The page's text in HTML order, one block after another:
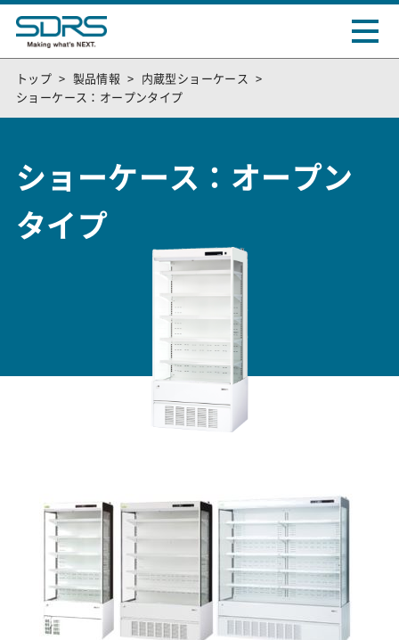
トップ 製品情報
内蔵型ショーケース
ショーケース：オープンタイプ
ショーケース：オープン
タイプ